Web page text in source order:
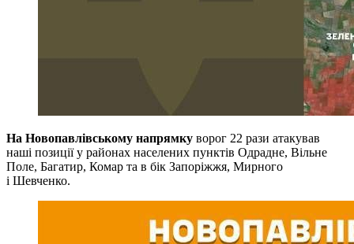
На Новопавлівському напрямку ворог 22 рази атакував
наші позиції у районах населених пунктів Одрадне, Вільне
Поле, Багатир, Комар та в бік Запоріжжя, Мирного
і Шевченко.